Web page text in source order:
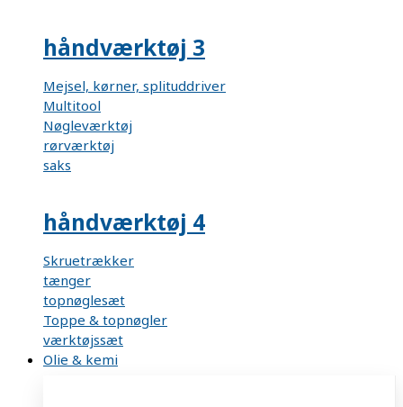
håndværktøj 3
Mejsel, kørner, splituddriver
Multitool
Nøgleværktøj
rørværktøj
saks
håndværktøj 4
Skruetrækker
tænger
topnøglesæt
Toppe & topnøgler
værktøjssæt
Olie & kemi